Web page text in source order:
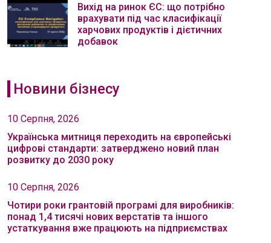
Вихід на ринок ЄС: що потрібно
врахувати під час класифікації
харчових продуктів і дієтичних
добавок
Новини бізнесу
10 Серпня, 2026
Українська митниця переходить на європейські
цифрові стандарти: затверджено новий план
розвитку до 2030 року
10 Серпня, 2026
Чотири роки грантовій програмі для виробників:
понад 1,4 тисячі нових верстатів та іншого
устаткування вже працюють на підприємствах